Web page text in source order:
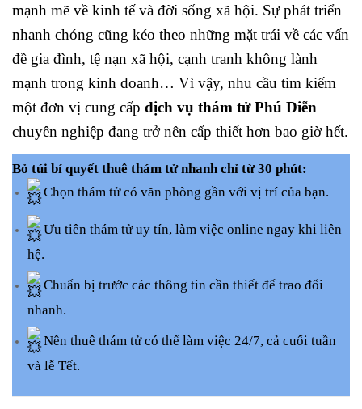
mạnh mẽ về kinh tế và đời sống xã hội. Sự phát triển
nhanh chóng cũng kéo theo những mặt trái về các vấn
đề gia đình, tệ nạn xã hội, cạnh tranh không lành
mạnh trong kinh doanh… Vì vậy, nhu cầu tìm kiếm
một đơn vị cung cấp dịch vụ thám tử Phú Diễn
chuyên nghiệp đang trở nên cấp thiết hơn bao giờ hết.
Bỏ túi bí quyết thuê thám tử nhanh chỉ từ 30 phút:
Chọn thám tử có văn phòng gần với vị trí của bạn.
Ưu tiên thám tử uy tín, làm việc online ngay khi liên
hệ.
Chuẩn bị trước các thông tin cần thiết để trao đổi
nhanh.
Nên thuê thám tử có thể làm việc 24/7, cả cuối tuần
và lễ Tết.